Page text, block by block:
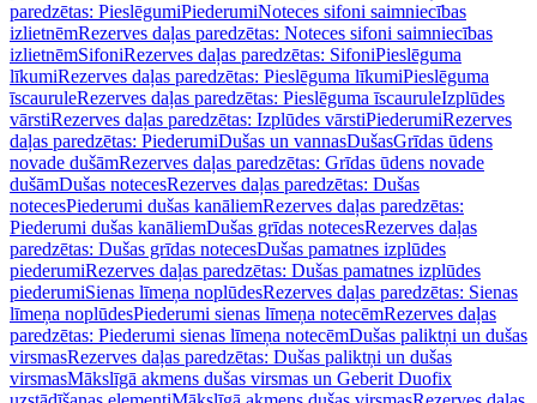
paredzētas: PieslēgumiPiederumiNoteces sifoni saimniecības
izlietnēmRezerves daļas paredzētas: Noteces sifoni saimniecības
izlietnēmSifoniRezerves daļas paredzētas: SifoniPieslēguma
līkumiRezerves daļas paredzētas: Pieslēguma līkumiPieslēguma
īscauruleRezerves daļas paredzētas: Pieslēguma īscauruleIzplūdes
vārstiRezerves daļas paredzētas: Izplūdes vārstiPiederumiRezerves
daļas paredzētas: PiederumiDušas un vannasDušasGrīdas ūdens
novade dušāmRezerves daļas paredzētas: Grīdas ūdens novade
dušāmDušas notecesRezerves daļas paredzētas: Dušas
notecesPiederumi dušas kanāliemRezerves daļas paredzētas:
Piederumi dušas kanāliemDušas grīdas notecesRezerves daļas
paredzētas: Dušas grīdas notecesDušas pamatnes izplūdes
piederumiRezerves daļas paredzētas: Dušas pamatnes izplūdes
piederumiSienas līmeņa noplūdesRezerves daļas paredzētas: Sienas
līmeņa noplūdesPiederumi sienas līmeņa notecēmRezerves daļas
paredzētas: Piederumi sienas līmeņa notecēmDušas paliktņi un dušas
virsmasRezerves daļas paredzētas: Dušas paliktņi un dušas
virsmasMākslīgā akmens dušas virsmas un Geberit Duofix